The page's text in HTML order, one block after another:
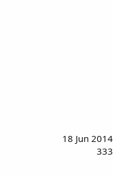
18 Jun 2014
333